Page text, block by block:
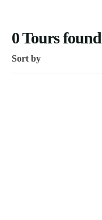
0Tours found